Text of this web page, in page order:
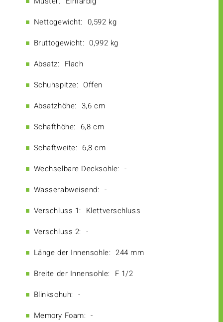
Nettogewicht: 0,592 kg
Bruttogewicht: 0,992 kg
Absatz: Flach
Schuhspitze: Offen
Absatzhöhe: 3,6 cm
Schafthöhe: 6,8 cm
Schaftweite: 6,8 cm
Wechselbare Decksohle: -
Wasserabweisend: -
Verschluss 1: Klettverschluss
Verschluss 2: -
Länge der Innensohle: 244 mm
Breite der Innensohle: F 1/2
Blinkschuh: -
Memory Foam: -